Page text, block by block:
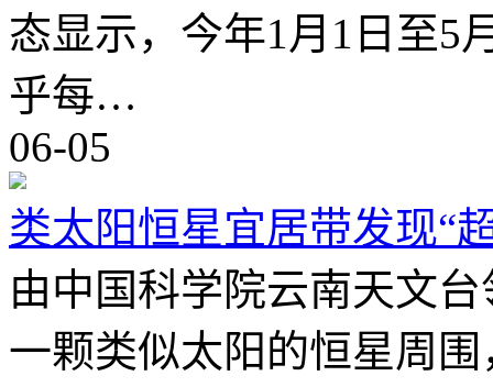
态显示，今年1月1日至5
乎每…
06-05
类太阳恒星宜居带发现“
由中国科学院云南天文
一颗类似太阳的恒星周